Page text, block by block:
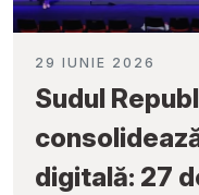
29 IUNIE 2026
Sudul
digitală: 27